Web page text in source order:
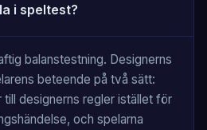
i speltest?
balanstestning. Designerns
beteende på två sätt:
till designerns regler istället för
och spelarna